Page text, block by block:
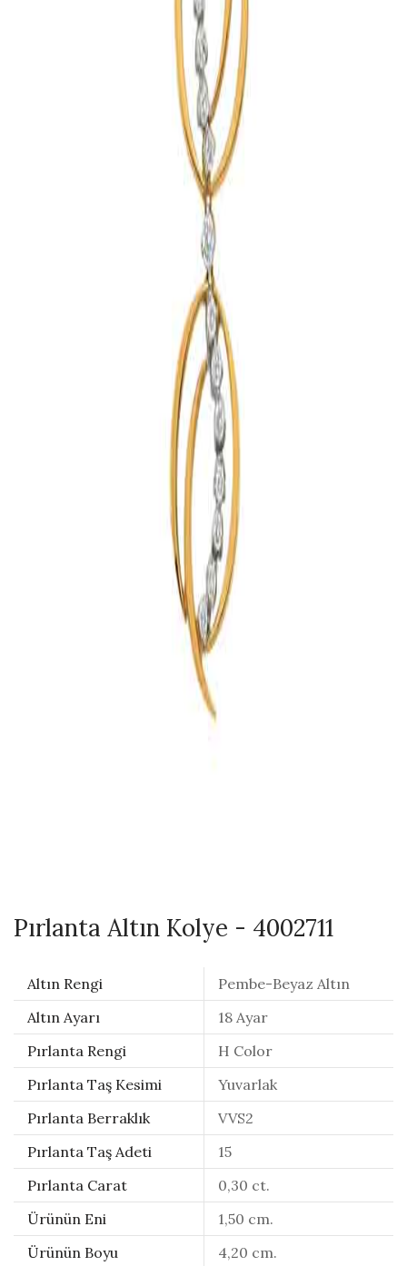
Pırlanta Altın Kolye - 4002711
Altın Rengi
Pembe-Beyaz Altın
Altın Ayarı
18 Ayar
Pırlanta Rengi
H Color
Pırlanta Taş Kesimi
Yuvarlak
Pırlanta Berraklık
VVS2
Pırlanta Taş Adeti
15
Pırlanta Carat
0,30 ct.
Ürünün Eni
1,50 cm.
Ürünün Boyu
4,20 cm.